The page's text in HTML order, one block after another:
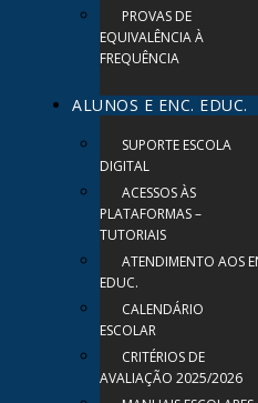
PROVAS DE
EQUIVALÊNCIA À
FREQUÊNCIA
ALUNOS E ENC. EDUC.
SUPORTE ESCOLA
DIGITAL
ACESSOS ÀS
PLATAFORMAS –
TUTORIAIS
ATENDIMENTO AOS
EDUC.
CALENDÁRIO
ESCOLAR
CRITÉRIOS DE
AVALIAÇÃO 2025/2026